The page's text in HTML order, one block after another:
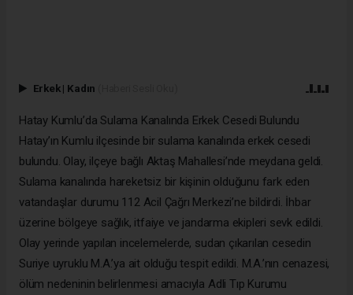
Erkek | Kadın
Hatay Kumlu’da Sulama Kanalında Erkek Cesedi Bulundu
Hatay’ın Kumlu ilçesinde bir sulama kanalında erkek cesedi
bulundu. Olay, ilçeye bağlı Aktaş Mahallesi’nde meydana geldi.
Sulama kanalında hareketsiz bir kişinin olduğunu fark eden
vatandaşlar durumu 112 Acil Çağrı Merkezi’ne bildirdi. İhbar
üzerine bölgeye sağlık, itfaiye ve jandarma ekipleri sevk edildi.
Olay yerinde yapılan incelemelerde, sudan çıkarılan cesedin
Suriye uyruklu M.A.’ya ait olduğu tespit edildi. M.A.’nın cenazesi,
ölüm nedeninin belirlenmesi amacıyla Adli Tıp Kurumu